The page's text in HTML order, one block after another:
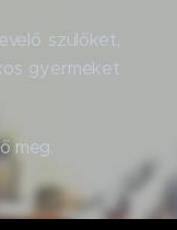
szülőket,
gyermeket
meg.